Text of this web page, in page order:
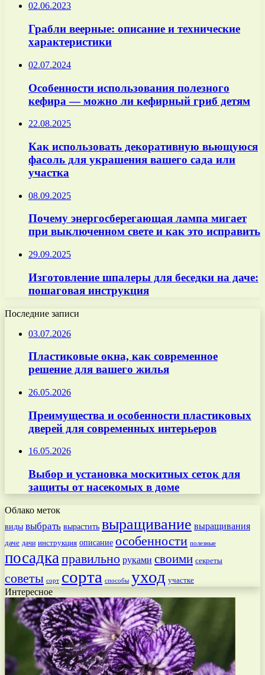
02.06.2023
Грабли веерные: описание и технические
характеристики
02.07.2024
Особенности использования полезного
кефира — можно ли кефирный гриб детям
22.08.2025
Как использовать декоративную вьющуюся
фасоль для украшения вашего сада или
участка
08.09.2025
Почему энергосберегающая лампа мигает
при выключенном свете и как это исправить
29.09.2025
Изготовление шпалеры для беседки на даче:
пошаговая инструкция
Последние записи
03.07.2026
Пластиковые окна, как современное
решение для вашего жилья
26.05.2026
Преимущества и особенности пластиковых
дверей для современных интерьеров
16.05.2026
Выбор и установка москитных сеток для
защиты от насекомых в доме
Облако меток
виды выбрать вырастить выращивание выращивания
даче дачи инструкция описание особенности полезные
посадка правильно руками своими секреты
советы сорт сорта способы уход участке
Интересное